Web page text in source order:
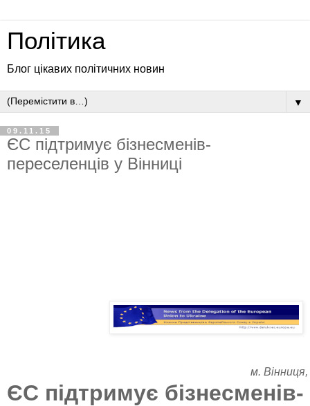
Політика
Блог цікавих політичних новин
▼
09.11.15
ЄС підтримує бізнесменів-
переселенців у Вінниці
м.
ЄС підтримує бізнесменів-